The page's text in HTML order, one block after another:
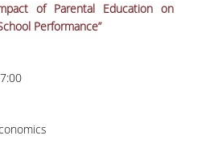
ΣΠΟΥΔΩΝ
of Parental Education on
Performance”